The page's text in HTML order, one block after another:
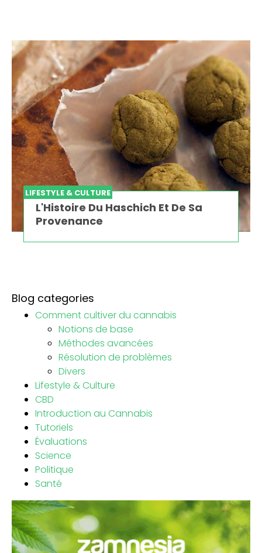
LIFESTYLE & CULTURE
L'Histoire Du Haschich Et De Sa
Provenance
Blog categories
Comment cultiver du cannabis
Notions de base
Méthodes avancées
Résolution de problèmes
Divers
Lifestyle & Culture
CBD
Introduction au Cannabis
Tutoriels
Évaluations
Science
Politique
Santé